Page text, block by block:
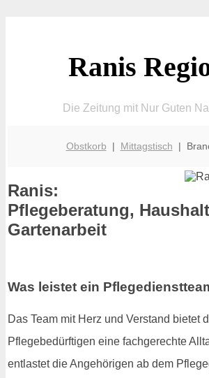
Ranis
Die Zeitung mit Nur Guten
Obstkorb | Mittagstisch |
Ranis:
Pflegeberatung,
Gartenarbeit
Was leistet ein
Das Team mit Herz und Verstand bietet
Pflegebedürftigen eine fachgerechte
entlastet die Angehörigen ab dem